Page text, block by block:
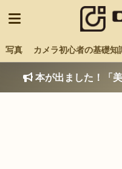
写真 カメラ初心者の基礎知
本が出ました！「